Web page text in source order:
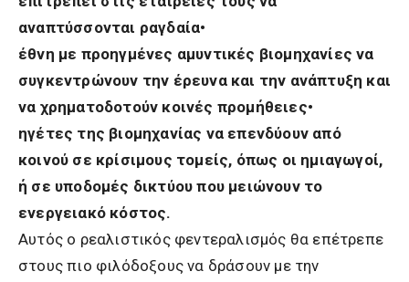
αναπτύσσονται ραγδαία•
έθνη με προηγμένες αμυντικές βιομηχανίες να
συγκεντρώνουν την έρευνα και την ανάπτυξη και
να χρηματοδοτούν κοινές προμήθειες•
ηγέτες της βιομηχανίας να επενδύουν από
κοινού σε κρίσιμους τομείς, όπως οι ημιαγωγοί,
ή σε υποδομές δικτύου που μειώνουν το
ενεργειακό κόστος.
Αυτός ο ρεαλιστικός φεντεραλισμός θα επέτρεπε
στους πιο φιλόδοξους να δράσουν με την